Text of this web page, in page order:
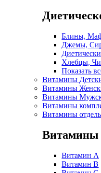
Блины,
Джемы,
Хлебцы,
Показать
Витамины
Витамины
Витамины
Витамины
Витамины
Витамины
Витамин A
Витамин B